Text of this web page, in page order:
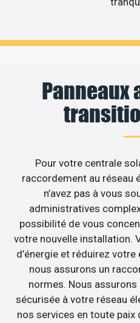
Panneaux
Pour votre centrale
raccordement au réseau
n’avez pas à vous
administratives
possibilité de vous
votre nouvelle installation.
d’énergie et réduirez
nous assurons un
normes. Nous
sécurisée à votre réseau
nos services en toute paix